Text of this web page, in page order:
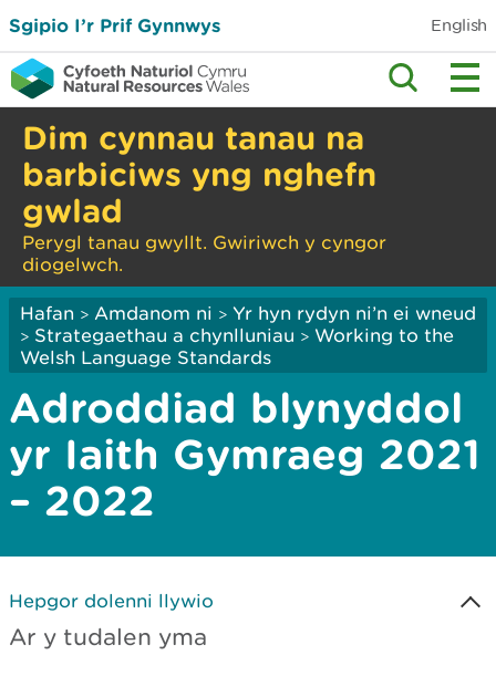
Sgipio I’r Prif Gynnwys English
Dim cynnau tanau na
barbiciws yng nghefn
gwlad
Perygl tanau gwyllt. Gwiriwch y cyngor
diogelwch.
Hafan > Amdanom ni > Yr hyn rydyn ni’n ei wneud
> Strategaethau a chynlluniau > Working to the
Welsh Language Standards
Adroddiad blynyddol
yr Iaith Gymraeg 2021
– 2022
Hepgor dolenni llywio
Ar y tudalen yma